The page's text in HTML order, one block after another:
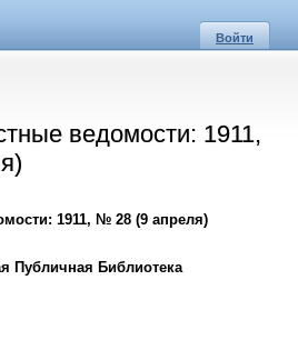
Войти
ведомости: 1911,
1911, № 28 (9 апреля)
Публичная Библиотека